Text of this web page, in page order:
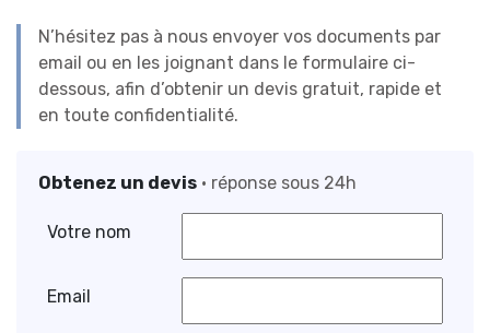
N’hésitez pas à nous envoyer vos documents par
email ou en les joignant dans le formulaire ci-
dessous, afin d’obtenir un devis gratuit, rapide et
en toute confidentialité.
Obtenez un devis • réponse sous 24h
Votre nom
Email